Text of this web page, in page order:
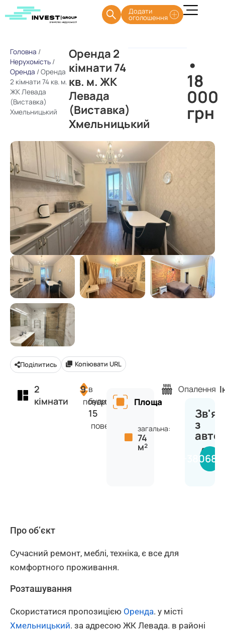
Додати
оголошення
Головна /
Нерухомість /
Оренда /Оренда
2 кімнати 74 кв. м.
ЖК Левада
(Виставка)
Хмельницький
Оренда 2
кімнати 74
кв. м. ЖК
Левада
(Виставка)
Хмельницький
•
18
000
грн
Поділитись Копіювати URL
2
кімнати
9
поверх
в
будинку
15
поверхів
Площа
загальна:
74
м²
Опалення
з
Про об’єкт
Сучасний ремонт, меблі, техніка, є все для
комфортного проживання.
Розташування
Скористатися пропозицією Оренда. у місті
Хмельницький. за адресою ЖК Левада. в районі